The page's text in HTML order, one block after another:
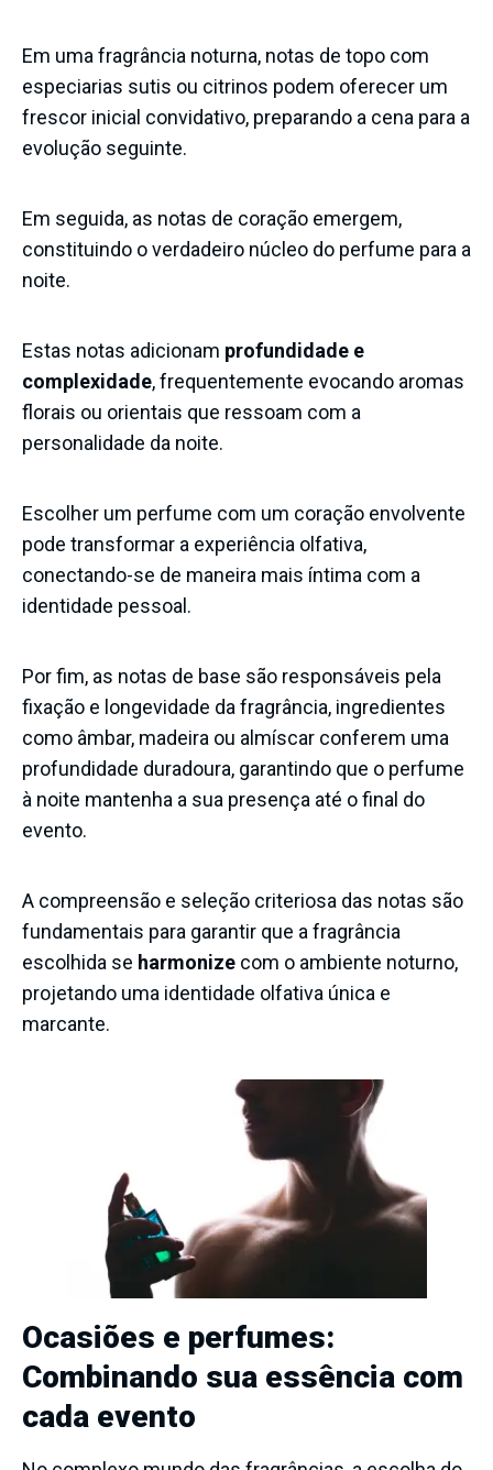
Em uma fragrância noturna, notas de topo com
especiarias sutis ou citrinos podem oferecer um
frescor inicial convidativo, preparando a cena para a
evolução seguinte.
Em seguida, as notas de coração emergem,
constituindo o verdadeiro núcleo do perfume para a
noite.
Estas notas adicionam profundidade e
complexidade, frequentemente evocando aromas
florais ou orientais que ressoam com a
personalidade da noite.
Escolher um perfume com um coração envolvente
pode transformar a experiência olfativa,
conectando-se de maneira mais íntima com a
identidade pessoal.
Por fim, as notas de base são responsáveis pela
fixação e longevidade da fragrância, ingredientes
como âmbar, madeira ou almíscar conferem uma
profundidade duradoura, garantindo que o perfume
à noite mantenha a sua presença até o final do
evento.
A compreensão e seleção criteriosa das notas são
fundamentais para garantir que a fragrância
escolhida se harmonize com o ambiente noturno,
projetando uma identidade olfativa única e
marcante.
Ocasiões e perfumes:
Combinando sua essência com
cada evento